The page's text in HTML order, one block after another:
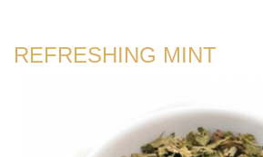
REFRESHING MINT